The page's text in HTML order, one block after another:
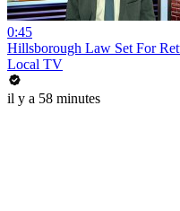
0:45
Hillsborough Law Set For
Local TV
il y a 58 minutes